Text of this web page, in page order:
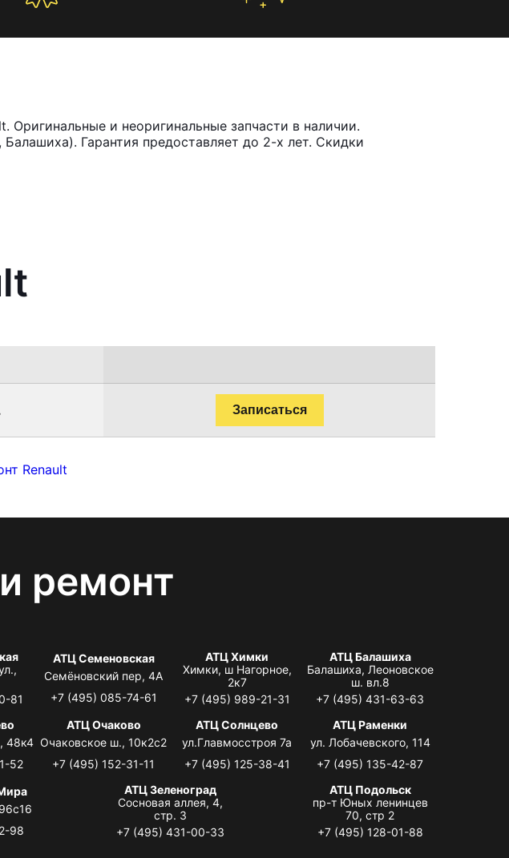
и неоригинальные запчасти в наличии.
Гарантия предоставляет до 2-х лет. Скидки
Записаться
Renault
ремонт
81
АТЦ Семеновская
Семёновский пер, 4А
+7 (495) 085-74-61
АТЦ Химки
Химки, ш Нагорное,
2к7
+7 (495) 989-21-31
АТЦ Балашиха
Балашиха, Леоновское
ш. вл.8
+7 (495) 431-63-63
48к4
52
АТЦ Очаково
Очаковское ш., 10к2с2
+7 (495) 152-31-11
АТЦ Солнцево
ул.Главмосстроя 7а
+7 (495) 125-38-41
АТЦ Раменки
ул. Лобачевского, 114
+7 (495) 135-42-87
98
АТЦ Зеленоград
Сосновая аллея, 4,
стр. 3
+7 (495) 431-00-33
АТЦ Подольск
пр-т Юных ленинцев
70, стр 2
+7 (495) 128-01-88